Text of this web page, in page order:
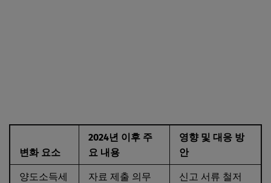
변화 요소
2024년 이후 주
요 내용
영향 및 대응 방
안
양도소득세
자료 제출 의무
신고 서류 철저